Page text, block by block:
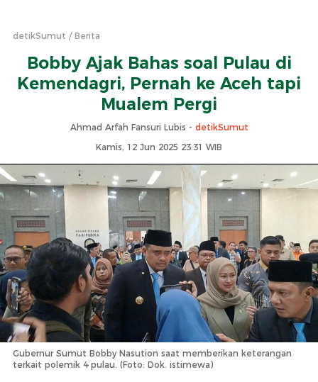
detikSumut Berita
Bobby Ajak Bahas soal Pulau di
Kemendagri, Pernah ke Aceh tapi
Mualem Pergi
Ahmad Arfah Fansuri Lubis - detikSumut
Kamis, 12 Jun 2025 23:31 WIB
Gubernur Sumut Bobby Nasution saat memberikan keterangan
terkait polemik 4 pulau. (Foto: Dok. istimewa)